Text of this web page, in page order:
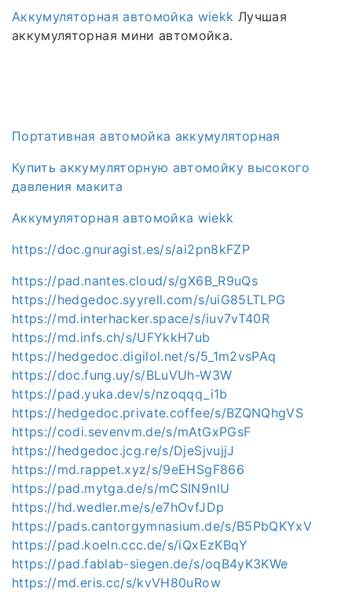
Аккумуляторная автомойка wiekk Лучшая
аккумуляторная мини автомойка.
Портативная автомойка аккумуляторная
Купить аккумуляторную автомойку высокого
давления макита
Аккумуляторная автомойка wiekk
https://doc.gnuragist.es/s/ai2pn8kFZP
https://pad.nantes.cloud/s/gX6B_R9uQs
https://hedgedoc.syyrell.com/s/uiG85LTLPG
https://md.interhacker.space/s/iuv7vT40R
https://md.infs.ch/s/UFYkkH7ub
https://hedgedoc.digilol.net/s/5_1m2vsPAq
https://doc.fung.uy/s/BLuVUh-W3W
https://pad.yuka.dev/s/nzoqqq_i1b
https://hedgedoc.private.coffee/s/BZQNQhgVS
https://codi.sevenvm.de/s/mAtGxPGsF
https://hedgedoc.jcg.re/s/DjeSjvujjJ
https://md.rappet.xyz/s/9eEHSgF866
https://pad.mytga.de/s/mCSIN9nlU
https://hd.wedler.me/s/e7hOvfJDp
https://pads.cantorgymnasium.de/s/B5PbQKYxV
https://pad.koeln.ccc.de/s/iQxEzKBqY
https://pad.fablab-siegen.de/s/oqB4yK3KWe
https://md.eris.cc/s/kvVH80uRow